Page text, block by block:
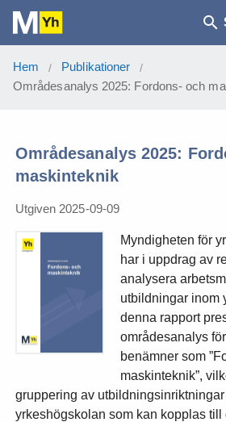
Hem / Publikationer /
Områdesanalys 2025: Fordons- och
Områdesanalys 2025:
maskinteknik
Utgiven 2025-09-09
Myndigheten för
har i uppdrag av
analysera
utbildningar inom
denna rapport
områdesanalys
benämner som
maskinteknik”,
gruppering av
yrkeshögskolan som kan kopplas till